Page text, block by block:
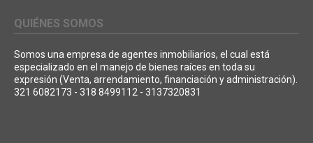
QUIÉNES SOMOS
Somos una empresa de agentes inmobiliarios, el cual está
especializado en el manejo de bienes raíces en toda su
expresión (Venta, arrendamiento, financiación y administración).
321 6082173 - 318 8499112 - 3137320831